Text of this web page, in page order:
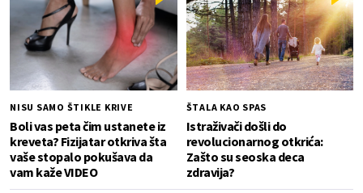
NISU SAMO ŠTIKLE KRIVE
Boli vas peta čim ustanete iz
kreveta? Fizijatar otkriva šta
vaše stopalo pokušava da
vam kaže VIDEO
ŠTALA KAO SPAS
Istraživači došli do
revolucionarnog otkrića:
Zašto su seoska deca
zdravija?